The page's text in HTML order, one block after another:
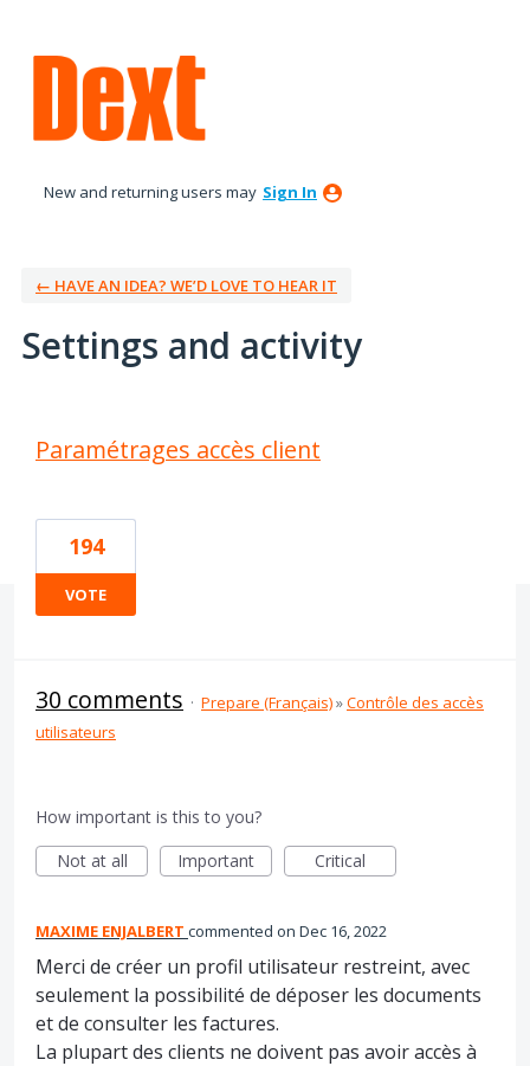
New and returning users may Sign In
← HAVE AN IDEA? WE’D LOVE TO HEAR IT
Settings and activity
Paramétrages accès client
194
VOTE
30 comments · Prepare (Français)»Contrôle des accès
utilisateurs
How important is this to you?
Not at all
Important Critical
MAXIME ENJALBERT commented Dec 16, 2022
Merci de créer un profil utilisateur restreint, avec
seulement la possibilité de déposer les documents
et de consulter les factures.
La plupart des clients ne doivent pas avoir accès à